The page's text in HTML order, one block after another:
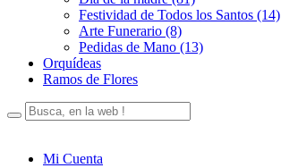
Festividad de Todos los Santos (14)
Arte Funerario (8)
Pedidas de Mano (13)
Orquídeas
Ramos de Flores
Mi Cuenta